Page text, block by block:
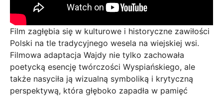
Film zagłębia się w kulturowe i historyczne zawiłości
Polski na tle tradycyjnego wesela na wiejskiej wsi.
Filmowa adaptacja Wajdy nie tylko zachowała
poetycką esencję twórczości Wyspiańskiego, ale
także nasyciła ją wizualną symboliką i krytyczną
perspektywą, która głęboko zapadła w pamięć